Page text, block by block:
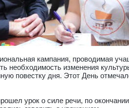
кампания, проводимая
необходимость изменения
повестку дня. Этот День
урок о силе речи, по окончании